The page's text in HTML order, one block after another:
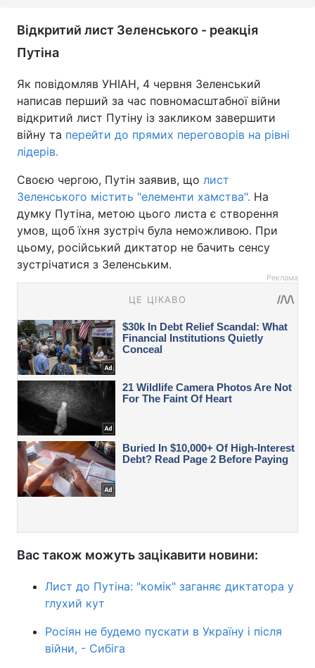
Відкритий лист Зеленського - реакція
Путіна
Як повідомляв УНІАН, 4 червня Зеленський
написав перший за час повномасштабної війни
відкритий лист Путіну із закликом завершити
війну та перейти до прямих переговорів на рівні
лідерів.
Своєю чергою, Путін заявив, що лист
Зеленського містить "елементи хамства". На
думку Путіна, метою цього листа є створення
умов, щоб їхня зустріч була неможливою. При
цьому, російський диктатор не бачить сенсу
зустрічатися з Зеленським.
Реклама
Вас також можуть зацікавити новини:
Лист до Путіна: "комік" заганяє диктатора у
глухий кут
Росіян не будемо пускати в Україну і після
війни, - Сибіга